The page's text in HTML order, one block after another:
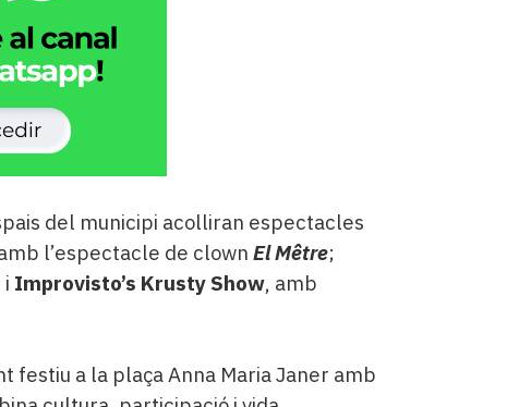
del municipi acolliran espectacles
l’espectacle de clown El Mêtre;
i Improvisto’s Krusty Show, amb
festiu a la plaça Anna Maria Janer amb